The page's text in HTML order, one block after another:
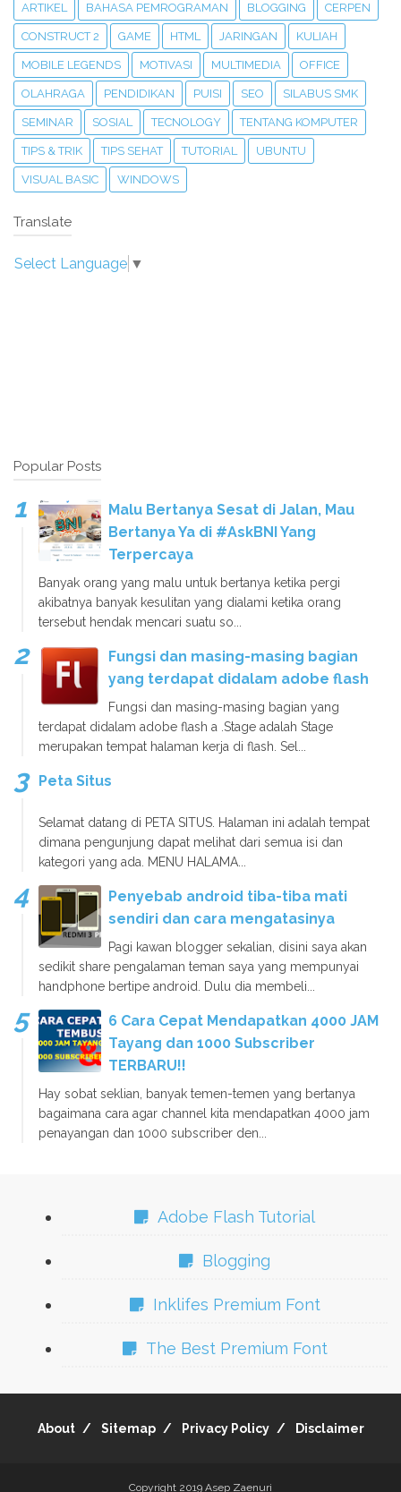
ARTIKEL BAHASA PEMROGRAMAN BLOGGING CERPEN
CONSTRUCT 2 GAME HTML JARINGAN KULIAH
MOBILE LEGENDS MOTIVASI MULTIMEDIA OFFICE
OLAHRAGA PENDIDIKAN PUISI SEO SILABUS SMK
SEMINAR SOSIAL TECNOLOGY TENTANG KOMPUTER
TIPS & TRIK TIPS SEHAT TUTORIAL UBUNTU
VISUAL BASIC WINDOWS
Translate
Select Language ▼
Popular Posts
Malu Bertanya Sesat di Jalan, Mau
Bertanya Ya di #AskBNI Yang
Terpercaya
Banyak orang yang malu untuk bertanya ketika pergi
akibatnya banyak kesulitan yang dialami ketika orang
tersebut hendak mencari suatu so...
Fungsi dan masing-masing bagian
yang terdapat didalam adobe flash
Fungsi dan masing-masing bagian yang
terdapat didalam adobe flash a .Stage adalah Stage
merupakan tempat halaman kerja di flash. Sel...
Peta Situs
Selamat datang di PETA SITUS. Halaman ini adalah tempat
dimana pengunjung dapat melihat dari semua isi dan
kategori yang ada. MENU HALAMA...
Penyebab android tiba-tiba mati
sendiri dan cara mengatasinya
Pagi kawan blogger sekalian, disini saya akan
sedikit share pengalaman teman saya yang mempunyai
handphone bertipe android. Dulu dia membeli...
6 Cara Cepat Mendapatkan 4000 JAM
Tayang dan 1000 Subscriber
TERBARU!!
Hay sobat seklian, banyak temen-temen yang bertanya
bagaimana cara agar channel kita mendapatkan 4000 jam
penayangan dan 1000 subscriber den...
Adobe Flash Tutorial
Blogging
Inklifes Premium Font
The Best Premium Font
About Sitemap Privacy Policy Disclaimer
Copyright 2019 Asep Zaenuri